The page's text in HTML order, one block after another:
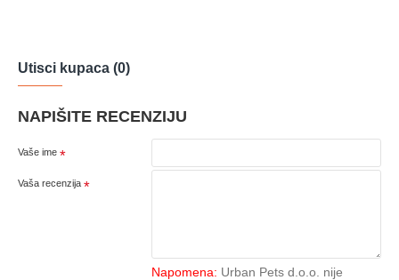
Utisci kupaca (0)
NAPIŠITE RECENZIJU
Vaše ime
Vaša recenzija
Napomena: Urban Pets d.o.o. nije